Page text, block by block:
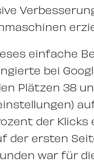
einfache
bei
Plätzen 38
der
der ersten
war für